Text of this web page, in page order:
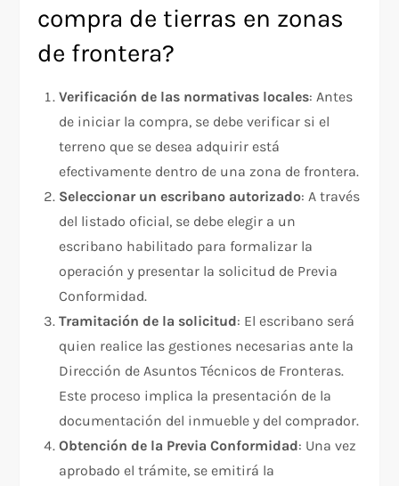
compra de tierras en zonas
de frontera?
Verificación de las normativas locales: Antes
de iniciar la compra, se debe verificar si el
terreno que se desea adquirir está
efectivamente dentro de una zona de frontera.
Seleccionar un escribano autorizado: A través
del listado oficial, se debe elegir a un
escribano habilitado para formalizar la
operación y presentar la solicitud de Previa
Conformidad.
Tramitación de la solicitud: El escribano será
quien realice las gestiones necesarias ante la
Dirección de Asuntos Técnicos de Fronteras.
Este proceso implica la presentación de la
documentación del inmueble y del comprador.
Obtención de la Previa Conformidad: Una vez
aprobado el trámite, se emitirá la